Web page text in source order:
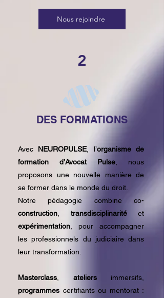
Nous rejoindre
2
DES FORMATIONS
Avec NEUROPULSE, l’organisme de
formation d’Avocat Pulse , nous
proposons une nouvelle manière de
se former dans le monde du droit.
Notre pédagogie combine co-
construction
transdisciplinarité et
expérimentation , pour accompagner
les professionnels du judiciaire dans
leur transformation.
Masterclass ateliers immersifs,
programmes certifiants ou mentorat :